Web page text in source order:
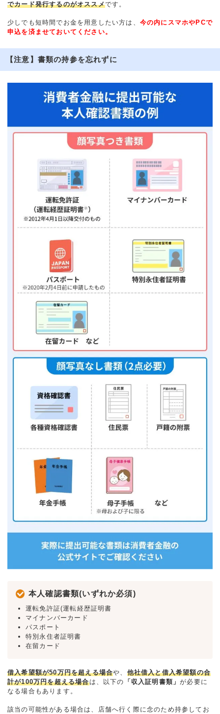
でカード発行するのがオススメです。
少しでも短時間でお金を用意したい方は、 今の内にスマホやPCで
申込を済ませておいてください。
【注意】書類の持参を忘れずに
本人確認書類(いずれか必須)
運転免許証(運転経歴証明書
マイナンバーカード
パスポート
特別永住者証明書
在留カード
借入希望額が50万円を超える場合や、 他社借入と借入希望額の合
計が100万円を超える場合は、以下の 「収入証明書類」が必要に
なる場合もあります。
該当の可能性がある場合は、店舗へ行く際に念のため持参してお